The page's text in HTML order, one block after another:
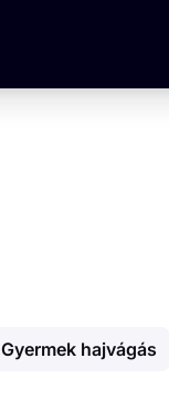
Gyermek hajvágás